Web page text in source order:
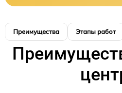
Преимущества Этапы работ